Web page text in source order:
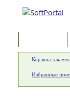
Корзина закачек
Избранные